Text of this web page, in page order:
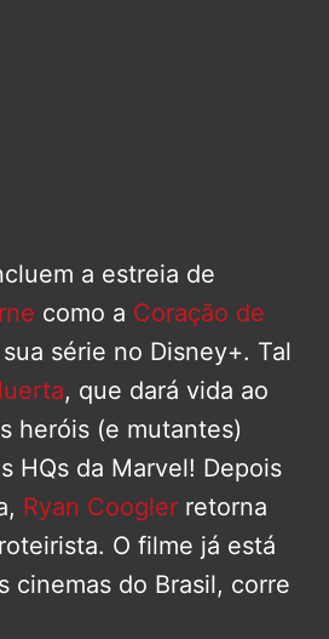
a estreia de
como a Coração de
série no Disney+. Tal
, que dará vida ao
heróis (e mutantes)
HQs da Marvel! Depois
Ryan Coogler retorna
O filme já está
cinemas do Brasil, corre